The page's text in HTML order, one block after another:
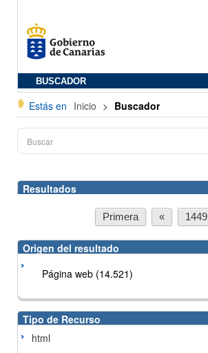
BUSCADOR
Estás en Inicio > Buscador
Resultados
Primera « 1449
Origen del resultado
Página web (14.521)
Tipo de Recurso
html